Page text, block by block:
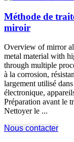
Méthode de
miroir
Overview of mirror
metal material with
through multiple
à la corrosion,
largement utilisé
électronique,
Préparation avant le
Nettoyer le ...
Nous contacter